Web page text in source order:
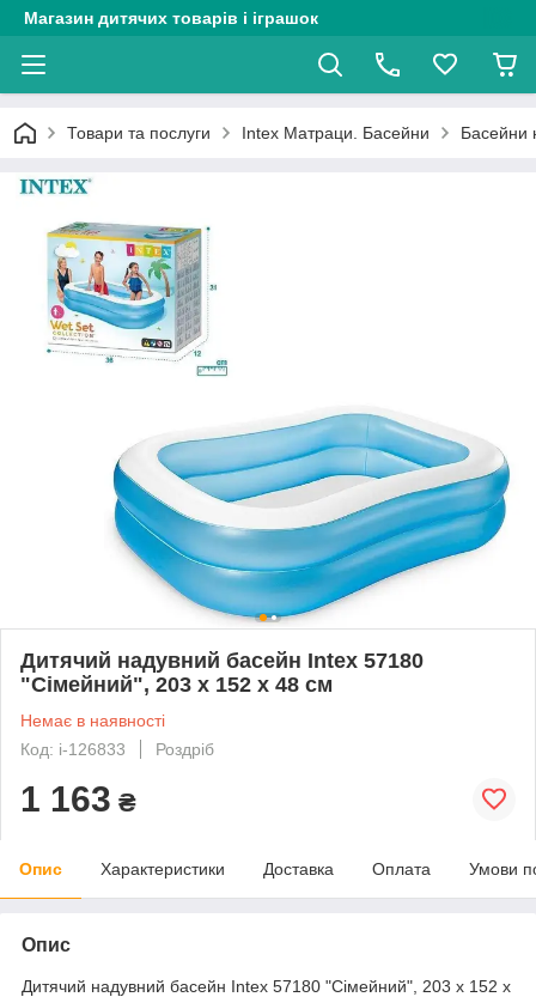
Магазин дитячих товарів і іграшок
Товари та послуги Intex Матраци. Басейни Басейни
Дитячий надувний басейн Intex 57180
"Сімейний", 203 х 152 х 48 см
Немає в наявності
Код: i-126833
Роздріб
1 163 ₴
Опис Характеристики Доставка Оплата Умови
Опис
Дитячий надувний басейн Intex 57180 "Сімейний", 203 х 152 х